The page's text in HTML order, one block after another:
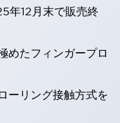
年12月末で販売終
めたフィンガープロ
ーリング接触方式を